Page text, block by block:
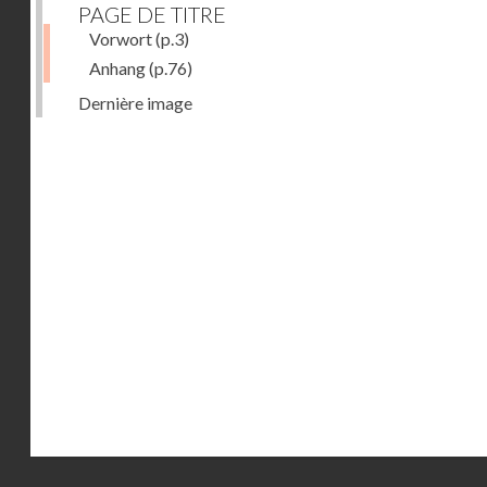
PAGE DE TITRE
Vorwort(p.3)
Anhang(p.76)
Dernière image